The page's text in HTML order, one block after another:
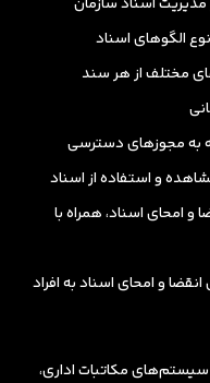
الگوهای اسناد
مختلف از هر سند
به مجوزهای دسترسی
و استفاده از اسناد
امحای اسناد، همراه با
و امحای اسناد به افراد
سیستم‌های مکاتبات اداری،